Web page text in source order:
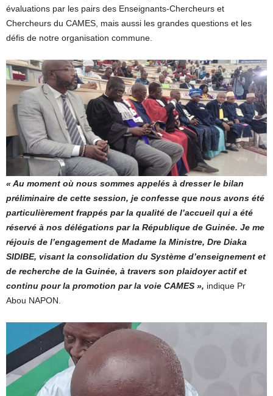
évaluations par les pairs des Enseignants-Chercheurs et
Chercheurs du CAMES, mais aussi les grandes questions et les
défis de notre organisation commune.
« Au moment où nous sommes appelés à dresser le bilan
préliminaire de cette session, je confesse que nous avons été
particulièrement frappés par la qualité de l’accueil qui a été
réservé à nos délégations par la République de Guinée. Je me
réjouis de l’engagement de Madame la Ministre, Dre Diaka
SIDIBE, visant la consolidation du Système d’enseignement et
de recherche de la Guinée, à travers son plaidoyer actif et
continu pour la promotion par la voie CAMES », indique Pr
Abou NAPON.